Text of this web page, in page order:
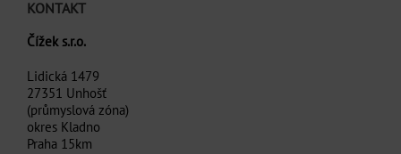
KONTAKT
Čížek s.r.o.
Lidická 1479
27351 Unhošť
(průmyslová zóna)
okres Kladno
Praha 15km